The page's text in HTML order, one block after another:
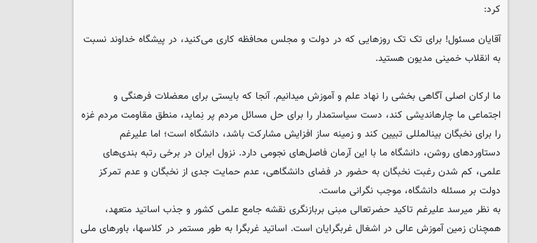
کرد:
آقایان مسئول! برای تک تک روزهایی که در دولت و مجلس محافظه کاری می‌کنید، در پیشگاه خداوند نسبت
به انقلاب خمینی مدیون هستید.
ما ارکان اصلی آگاهی بخشی را نهاد علم و آموزش میدانیم. آنجا که بایستی برای معضلات فرهنگی و
اجتماعی ما چارهاندیشی کند، دست سیاستمدار را برای حل مسائل مردم پر نِماید، منطق مقاومت مردم غزه
را برای نخبگان بینالمللی تبیین کند و زمینه ساز افزایش مشارکت باشد، دانشگاه است؛ اما علیرغم
دستاوردهای روشن، دانشگاه ما با این آرمان فاصل‌های نجومی دارد. نزول ایران در برخی رتبه بندی‌های
علمی، کم شدن رغبت نخبگان به حضور در فضای دانشگاهی، عدم حمایت جدی از نخبگان و عدم تمرکز
دولت بر مسئله دانشگاه، موجب نگرانی ماست.
به نظر میرسد علیرغم تاکید حضرتعالی مبنی بربازنگری نقشه جامع علمی کشور و جذب اساتید متعهد،
همچنان زمین آموزش عالی در اشغال غربگرایان است. اساتید غربگرا به طور مستمر در کلاسها، باورهای ملی